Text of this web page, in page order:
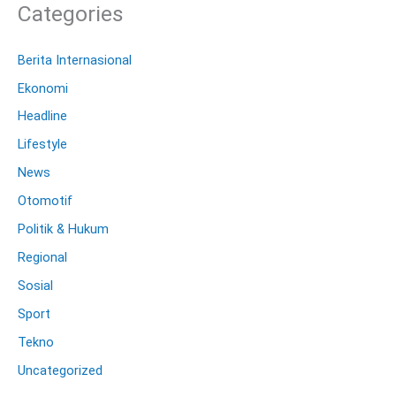
Categories
Berita Internasional
Ekonomi
Headline
Lifestyle
News
Otomotif
Politik & Hukum
Regional
Sosial
Sport
Tekno
Uncategorized